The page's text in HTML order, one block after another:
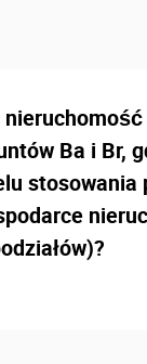
Ba i Br,
stosowania